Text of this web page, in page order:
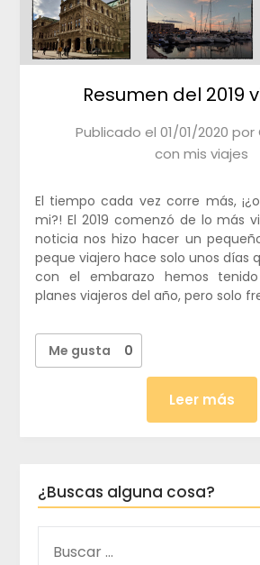
Resumen del 2019
Publicado el 01/01/2020 por
con mis viajes
El tiempo cada vez corre más,
mi?! El 2019 comenzó de lo más
noticia nos hizo hacer un
peque viajero hace solo unos días
con el embarazo hemos
planes viajeros del año, pero solo
Me gusta 0
Leer más
¿Buscas alguna cosa?